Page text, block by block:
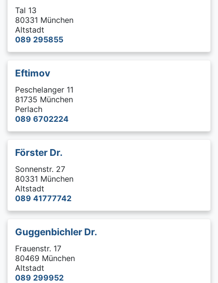
Tal 13
80331 München
Altstadt
089 295855
Eftimov
Peschelanger 11
81735 München
Perlach
089 6702224
Förster Dr.
Sonnenstr. 27
80331 München
Altstadt
089 41777742
Guggenbichler Dr.
Frauenstr. 17
80469 München
Altstadt
089 299952